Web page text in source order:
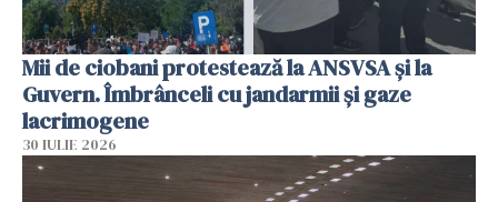
Mii de ciobani protestează la ANSVSA și la
Guvern. Îmbrânceli cu jandarmii și gaze
lacrimogene
30 IULIE 2026